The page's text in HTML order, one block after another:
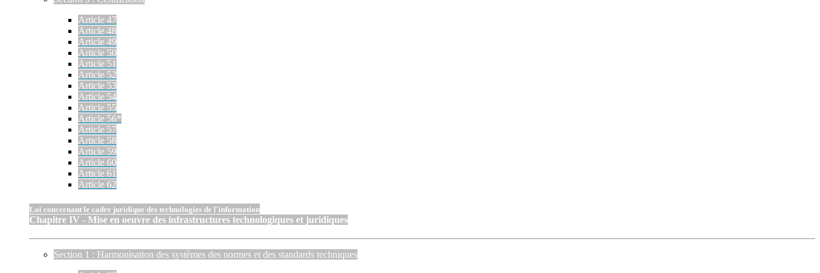
Article 47
Article 48
Article 49
Article 50
Article 51
Article 52
Article 53
Article 54
Article 55
Article 56*
Article 57
Article 58
Article 59
Article 60
Article 61
Article 62
Loi concernant le cadre juridique des technologies de l'information
Chapitre IV - Mise en oeuvre des infrastructures technologiques et juridiques
Section 1 : Harmonisation des systèmes des normes et des standards techniques